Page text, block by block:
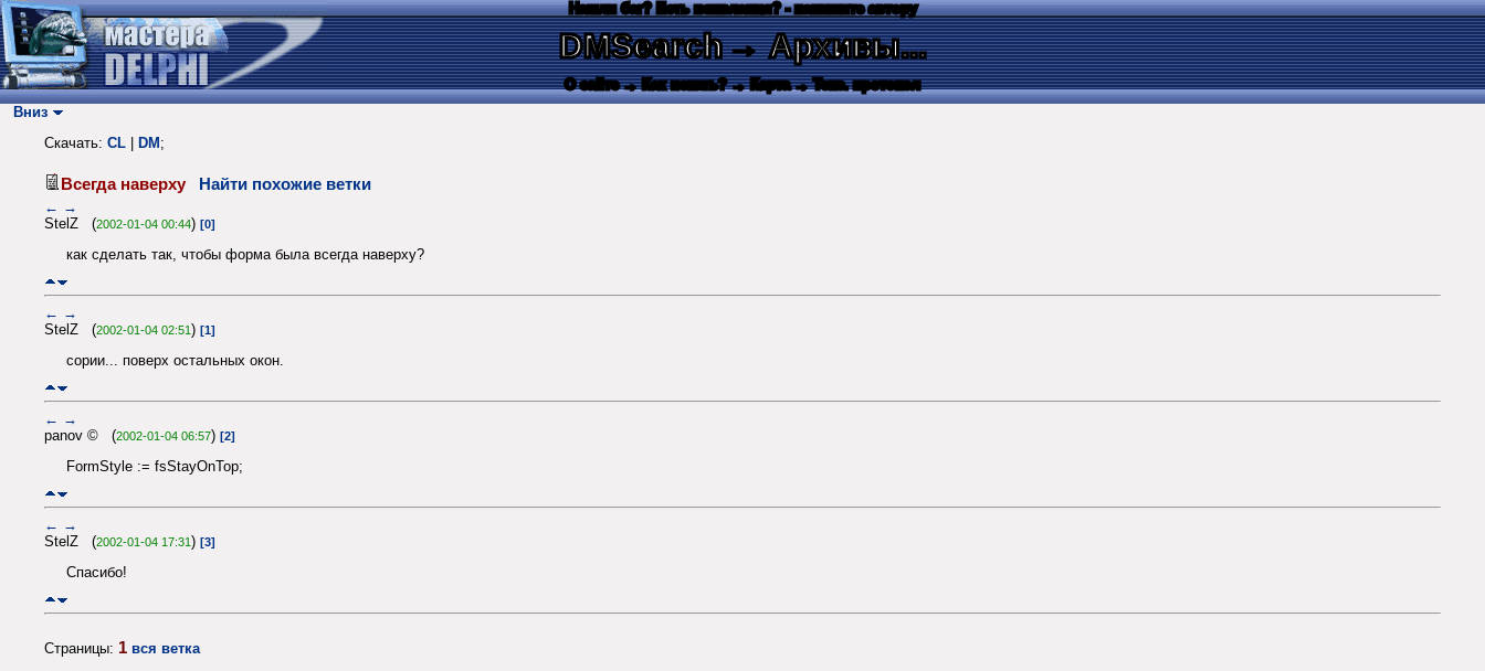
Нашли баг? Есть пожелания? - напишите автору
DMSearch→ Архивы...
О сайте → Как искать? → Карта → Текс. протокол
Вниз
Скачать: CL DM ;
Всегда наверху Найти похожие ветки
← →
StelZ (2002-01-04 00:44) [0]
как сделать так, чтобы форма была всегда наверху?
← →
StelZ (2002-01-04 02:51) [1]
сории... поверх остальных окон.
← →
panov © (2002-01-04 06:57) [2]
FormStyle := fsStayOnTop;
← →
StelZ (2002-01-04 17:31) [3]
Спасибо!
Страницы: 1 вся ветка